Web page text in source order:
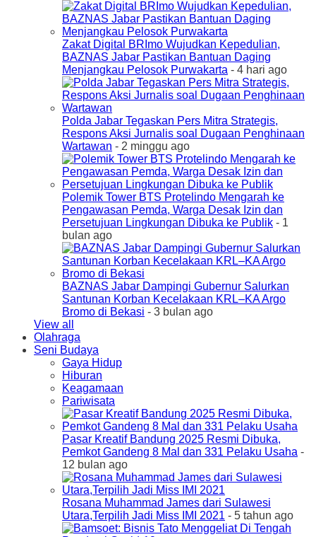
Zakat Digital BRImo Wujudkan Kepedulian,
BAZNAS Jabar Pastikan Bantuan Daging
Menjangkau Pelosok Purwakarta - 4 hari ago
Polda Jabar Tegaskan Pers Mitra Strategis,
Respons Aksi Jurnalis soal Dugaan Penghinaan
Wartawan - 2 minggu ago
Polemik Tower BTS Protelindo Mengarah ke
Pengawasan Pemda, Warga Desak Izin dan
Persetujuan Lingkungan Dibuka ke Publik - 1
bulan ago
BAZNAS Jabar Dampingi Gubernur Salurkan
Santunan Korban Kecelakaan KRL–KA Argo
Bromo di Bekasi - 3 bulan ago
View all
Olahraga
Seni Budaya
Gaya Hidup
Hiburan
Keagamaan
Pariwisata
Pasar Kreatif Bandung 2025 Resmi Dibuka,
Pemkot Gandeng 8 Mal dan 331 Pelaku Usaha -
12 bulan ago
Rosana Muhammad James dari Sulawesi
Utara,Terpilih Jadi Miss IMI 2021 - 5 tahun ago